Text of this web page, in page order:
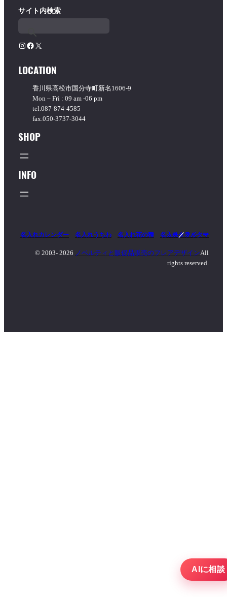
ゴ
ー
を
サイト内検索
Instagram Facebook X
LOCATION
香川県高松市国分寺町新名1606-9
Mon – Fri : 09 am -06 pm
tel.087-874-4585
fax.050-3737-3044
SHOP
INFO
名入れカレンダー 名入れうちわ 名入れ花の種 名入れタオル
マッチ／ライター
© 2003- 2026 ノベルティと販促品販売のフレアデザインAll
rights reserved.
AIに相談